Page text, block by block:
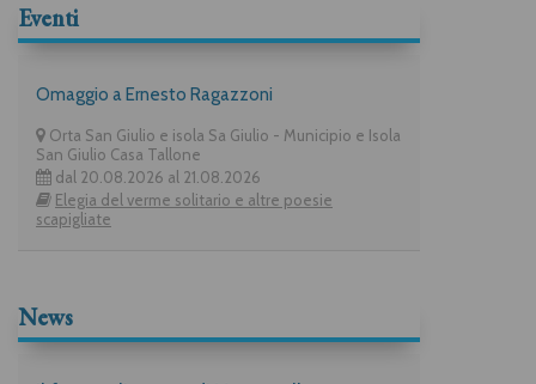
Eventi
Omaggio a Ernesto Ragazzoni
Orta San Giulio e isola Sa Giulio - Municipio e Isola
San Giulio Casa Tallone
dal 20.08.2026 al 21.08.2026
Elegia del verme solitario e altre poesie
scapigliate
News